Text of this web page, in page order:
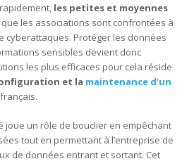
les petites et moyennes
les associations sont confrontées à
cyberattaques. Protéger les données
sensibles devient donc
les plus efficaces pour cela réside
et la maintenance d’un
joue un rôle de bouclier en empêchant
tout en permettant à l’entreprise de
de données entrant et sortant. Cet